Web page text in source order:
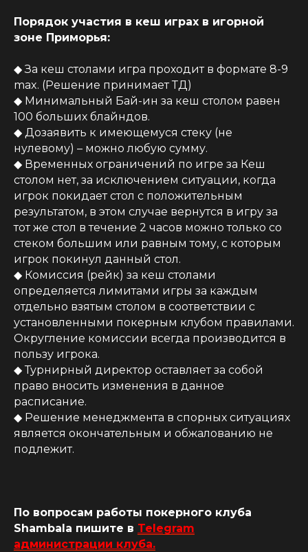
Порядок участия в кеш играх в игорной
зоне Приморья:
◆ За кеш столами игра проходит в формате 8-9
max. (Решение принимает ТД)
◆ Минимальный Бай-ин за кеш столом равен
100 больших блайндов.
◆ Дозаявить к имеющемуся стеку (не
нулевому) – можно любую сумму.
◆ Временных ограничений по игре за Кеш
столом нет, за исключением ситуации, когда
игрок покидает стол с положительным
результатом, в этом случае вернутся в игру за
тот же стол в течение 2 часов можно только со
стеком большим или равным тому, с которым
игрок покинул данный стол.
◆ Комиссия (рейк) за кеш столами
определяется лимитами игры за каждым
отдельно взятым столом в соответствии с
установленными покерным клубом правилами.
Округление комиссии всегда производится в
пользу игрока.
◆ Турнирный директор оставляет за собой
право вносить изменения в данное
расписание.
◆ Решение менеджмента в спорных ситуациях
является окончательным и обжалованию не
подлежит.
По вопросам работы покерного клуба
Shambala пишите в Telegram
администрации клуба.